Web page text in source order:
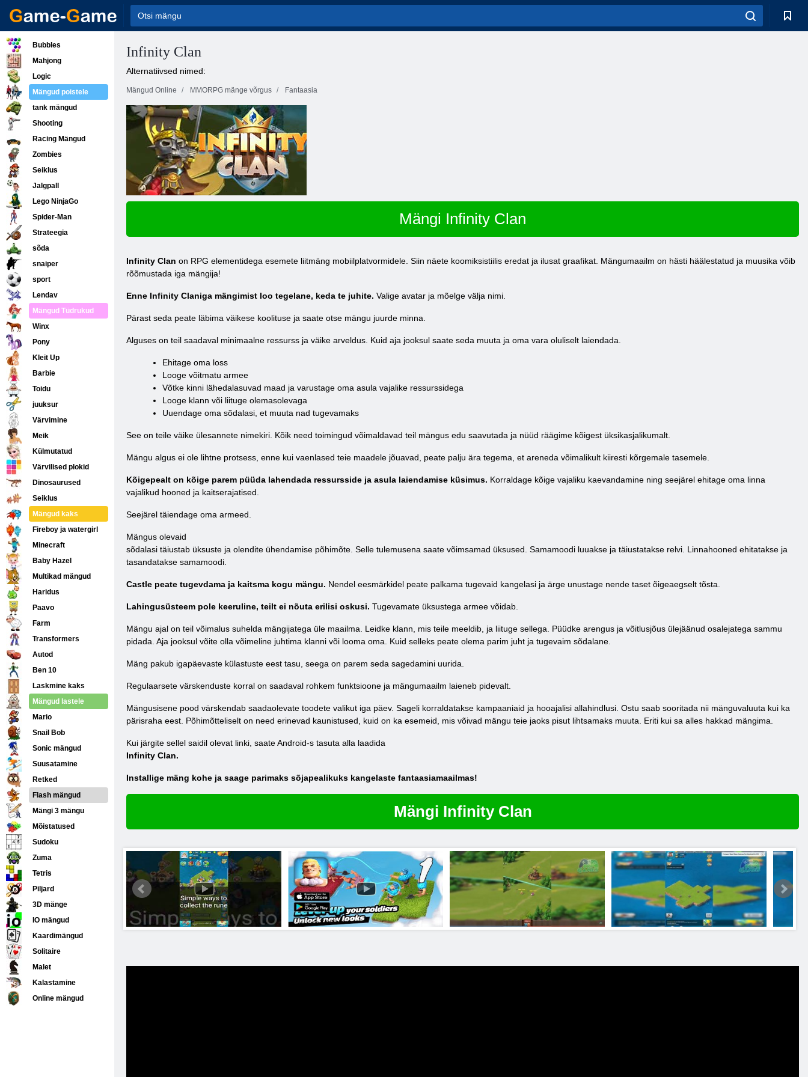
Infinity Clan
Alternatiivsed nimed:
Mängud Online MMORPG mänge võrgus Fantaasia
Mängi Infinity Clan
Infinity Clan on RPG elementidega esemete liitmäng mobiilplatvormidele. Siin näete koomiksistiilis eredat ja ilusat graafikat. Mängumaailm on hästi häälestatud ja muusika võib
rõõmustada iga mängija!
Enne Infinity Claniga mängimist loo tegelane, keda te juhite. Valige avatar ja mõelge välja nimi.
Pärast seda peate läbima väikese koolituse ja saate otse mängu juurde minna.
Alguses on teil saadaval minimaalne ressurss ja väike arveldus. Kuid aja jooksul saate seda muuta ja oma vara oluliselt laiendada.
Ehitage oma loss
Looge võitmatu armee
Võtke kinni lähedalasuvad maad ja varustage oma asula vajalike ressurssidega
Looge klann või liituge olemasolevaga
Uuendage oma sõdalasi, et muuta nad tugevamaks
See on teile väike ülesannete nimekiri. Kõik need toimingud võimaldavad teil mängus edu saavutada ja nüüd räägime kõigest üksikasjalikumalt.
Mängu algus ei ole lihtne protsess, enne kui vaenlased teie maadele jõuavad, peate palju ära tegema, et areneda võimalikult kiiresti kõrgemale tasemele.
Kõigepealt on kõige parem püüda lahendada ressursside ja asula laiendamise küsimus. Korraldage kõige vajaliku kaevandamine ning seejärel ehitage oma linna
vajalikud hooned ja kaitserajatised.
Seejärel täiendage oma armeed.
Mängus olevaid
sõdalasi täiustab üksuste ja olendite ühendamise põhimõte. Selle tulemusena saate võimsamad üksused. Samamoodi luuakse ja täiustatakse relvi. Linnahooned ehitatakse ja
tasandatakse samamoodi.
Castle peate tugevdama ja kaitsma kogu mängu. Nendel eesmärkidel peate palkama tugevaid kangelasi ja ärge unustage nende taset õigeaegselt tõsta.
Lahingusüsteem pole keeruline, teilt ei nõuta erilisi oskusi. Tugevamate üksustega armee võidab.
Mängu ajal on teil võimalus suhelda mängijatega üle maailma. Leidke klann, mis teile meeldib, ja liituge sellega. Püüdke arengus ja võitlusjõus ülejäänud osalejatega sammu
pidada. Aja jooksul võite olla võimeline juhtima klanni või looma oma. Kuid selleks peate olema parim juht ja tugevaim sõdalane.
Mäng pakub igapäevaste külastuste eest tasu, seega on parem seda sagedamini uurida.
Regulaarsete värskenduste korral on saadaval rohkem funktsioone ja mängumaailm laieneb pidevalt.
Mängusisene pood värskendab saadaolevate toodete valikut iga päev. Sageli korraldatakse kampaaniaid ja hooajalisi allahindlusi. Ostu saab sooritada nii mänguvaluuta kui ka
pärisraha eest. Põhimõtteliselt on need erinevad kaunistused, kuid on ka esemeid, mis võivad mängu teie jaoks pisut lihtsamaks muuta. Eriti kui sa alles hakkad mängima.
Kui järgite sellel saidil olevat linki, saate Android-s tasuta alla laadida
Infinity Clan.
Installige mäng kohe ja saage parimaks sõjapealikuks kangelaste fantaasiamaailmas!
Mängi Infinity Clan
Bubbles
Mahjong
Logic
Mängud poistele
tank mängud
Shooting
Racing Mängud
Zombies
Seiklus
Jalgpall
Lego NinjaGo
Spider-Man
Strateegia
sõda
snaiper
sport
Lendav
Mängud Tüdrukud
Winx
Pony
Kleit Up
Barbie
Toidu
juuksur
Värvimine
Meik
Külmutatud
Värvilised plokid
Dinosaurused
Seiklus
Mängud kaks
Fireboy ja watergirl
Minecraft
Baby Hazel
Multikad mängud
Haridus
Paavo
Farm
Transformers
Autod
Ben 10
Laskmine kaks
Mängud lastele
Mario
Snail Bob
Sonic mängud
Suusatamine
Retked
Flash mängud
Mängi 3 mängu
Mõistatused
Sudoku
Zuma
Tetris
Piljard
3D mänge
IO mängud
Kaardimängud
Solitaire
Malet
Kalastamine
Online mängud